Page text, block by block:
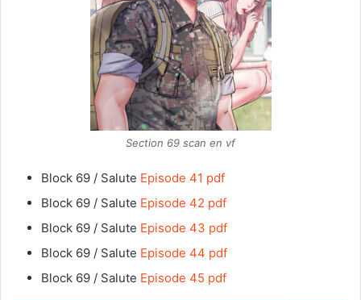
Section 69 scan en vf
Block 69 / Salute Episode 41 pdf
Block 69 / Salute Episode 42 pdf
Block 69 / Salute Episode 43 pdf
Block 69 / Salute Episode 44 pdf
Block 69 / Salute Episode 45 pdf